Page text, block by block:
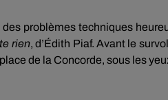
problèmes techniques
rien, d’Édith Piaf. Avant le
de la Concorde, sous les